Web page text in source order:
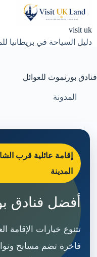
visit uk
دليل السياحة في بريطانيا
فنادق بورنموث للعوائل
المدونة
إقامة عائلية قرب
المدينة
أفضل فنادق
تتنوع خيارات الإقامة
فاخرة تضم مسابح